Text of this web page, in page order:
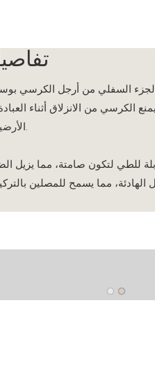
السفلي من أرجل الكرسي
الكرسي من الانزلاق أثناء
الأرضيات الملساء أو السجاد.
للطي لتكون صامتة، مما يزيل
الهادئة، مما يسمح